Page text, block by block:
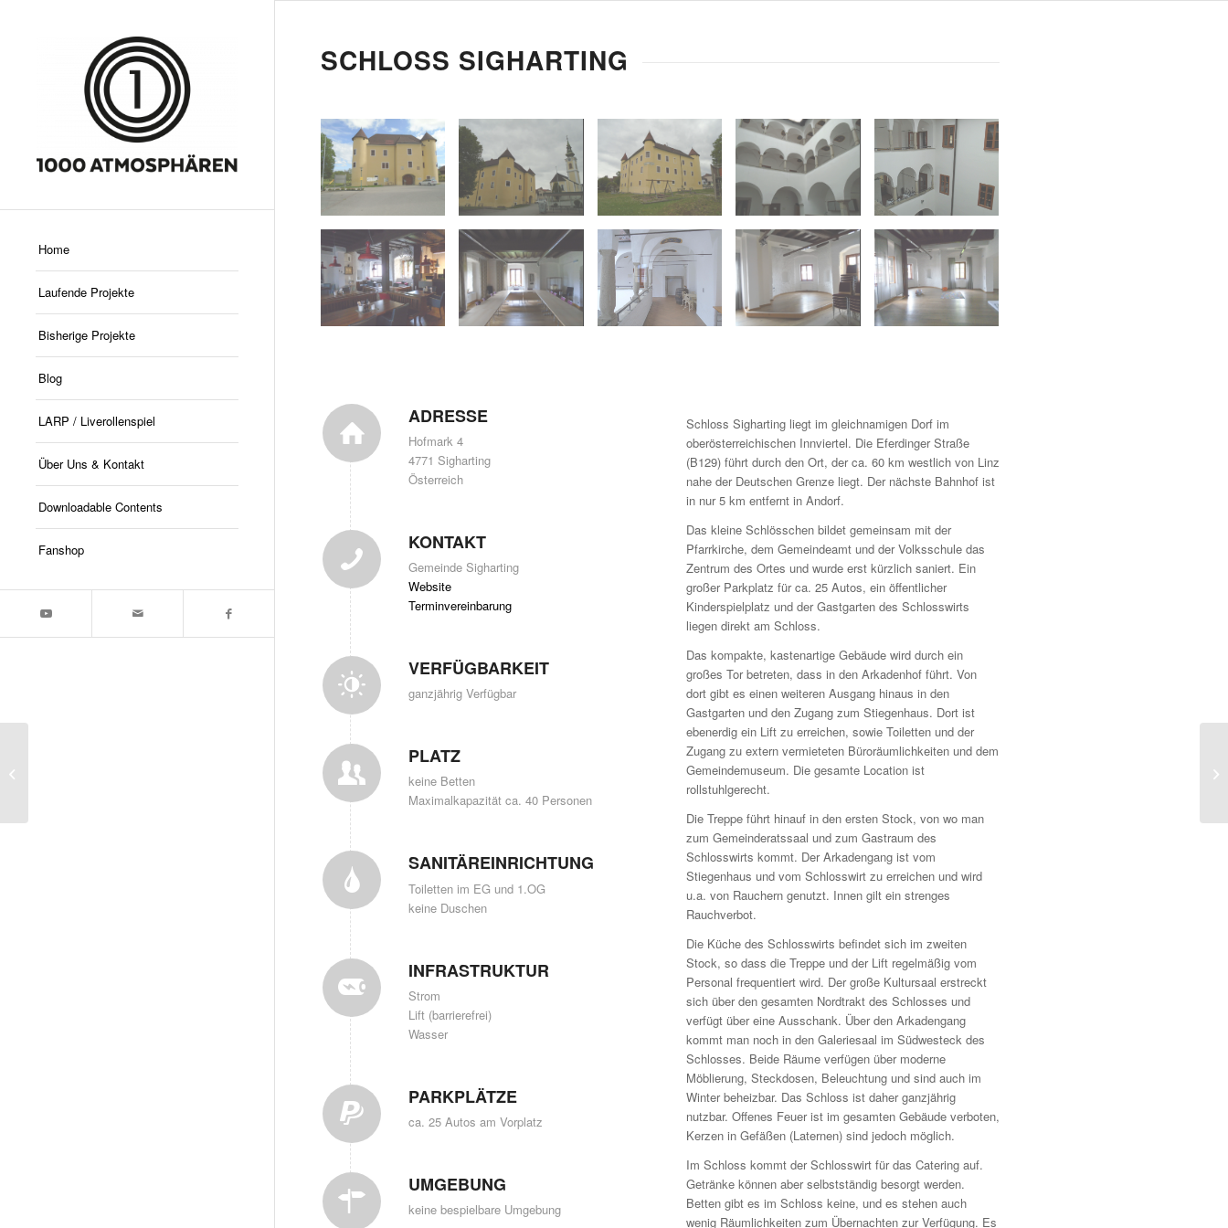
Home
Laufende Projekte
Bisherige Projekte
Blog
LARP / Liverollenspiel
Über Uns & Kontakt
Downloadable Contents
Fanshop
SCHLOSS SIGHARTING
Schlossansicht
vom Dorfplatz
Schlossvorplatz
mit Kirche
Schlossansicht
vom Spielplatz Arkadengang Arkadenhof
ADRESSE
Hofmark 4
4771 Sigharting
Österreich
KONTAKT
Gemeinde Sigharting
Website
Terminvereinbarung
VERFÜGBARKEIT
ganzjährig Verfügbar
PLATZ
keine Betten
Maximalkapazität ca. 40 Personen
SANITÄREINRICHTUNG
Toiletten im EG und 1.OG
keine Duschen
INFRASTRUKTUR
Strom
Lift (barrierefrei)
Wasser
PARKPLÄTZE
ca. 25 Autos am Vorplatz
UMGEBUNG
keine bespielbare Umgebung
Schloss Sigharting liegt im gleichnamigen Dorf im
oberösterreichischen Innviertel. Die Eferdinger Straße
(B129) führt durch den Ort, der ca. 60 km westlich von Linz
nahe der Deutschen Grenze liegt. Der nächste Bahnhof ist
in nur 5 km entfernt in Andorf.
Das kleine Schlösschen bildet gemeinsam mit der
Pfarrkirche, dem Gemeindeamt und der Volksschule das
Zentrum des Ortes und wurde erst kürzlich saniert. Ein
großer Parkplatz für ca. 25 Autos, ein öffentlicher
Kinderspielplatz und der Gastgarten des Schlosswirts
liegen direkt am Schloss.
Das kompakte, kastenartige Gebäude wird durch ein
großes Tor betreten, dass in den Arkadenhof führt. Von
dort gibt es einen weiteren Ausgang hinaus in den
Gastgarten und den Zugang zum Stiegenhaus. Dort ist
ebenerdig ein Lift zu erreichen, sowie Toiletten und der
Zugang zu extern vermieteten Büroräumlichkeiten und dem
Gemeindemuseum. Die gesamte Location ist
rollstuhlgerecht.
Die Treppe führt hinauf in den ersten Stock, von wo man
zum Gemeinderatssaal und zum Gastraum des
Schlosswirts kommt. Der Arkadengang ist vom
Stiegenhaus und vom Schlosswirt zu erreichen und wird
u.a. von Rauchern genutzt. Innen gilt ein strenges
Rauchverbot.
Die Küche des Schlosswirts befindet sich im zweiten
Stock, so dass die Treppe und der Lift regelmäßig vom
Personal frequentiert wird. Der große Kultursaal erstreckt
sich über den gesamten Nordtrakt des Schlosses und
verfügt über eine Ausschank. Über den Arkadengang
kommt man noch in den Galeriesaal im Südwesteck des
Schlosses. Beide Räume verfügen über moderne
Möblierung, Steckdosen, Beleuchtung und sind auch im
Winter beheizbar. Das Schloss ist daher ganzjährig
nutzbar. Offenes Feuer ist im gesamten Gebäude verboten,
Kerzen in Gefäßen (Laternen) sind jedoch möglich.
Im Schloss kommt der Schlosswirt für das Catering auf.
Getränke können aber selbstständig besorgt werden.
Betten gibt es im Schloss keine, und es stehen auch
wenig Räumlichkeiten zum Übernachten zur Verfügung. Es